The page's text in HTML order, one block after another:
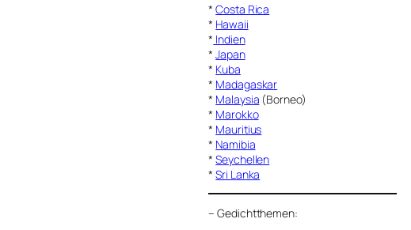
*Costa Rica
* Hawaii
* Indien
*Japan
* Kuba
* Madagaskar
* Malaysia (Borneo)
* Marokko
* Mauritius
* Namibia
*Seychellen
*Sri Lanka
–Gedichtthemen: